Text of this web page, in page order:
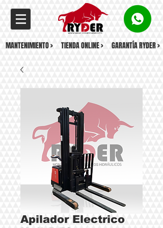
MANTENIMIENTO > TIENDA ONLINE > GARANTÍA RYDER >
Apilador Electrico